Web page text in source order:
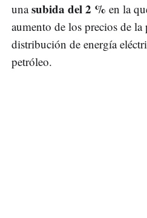
unasubida del 2 % en la
aumento de los precios de
distribución de energía
petróleo.